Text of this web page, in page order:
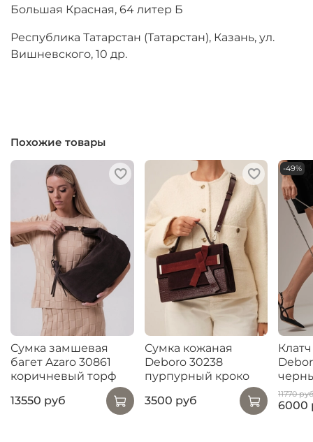
Большая Красная, 64 литер Б
Республика Татарстан (Татарстан), Казань, ул.
Вишневского, 10 др.
Похожие товары
Сумка замшевая
багет Azaro 30861
коричневый торф
13550 руб
Сумка кожаная
Deboro 30238
пурпурный кроко
3500 руб
-49%
11770 руб
6000